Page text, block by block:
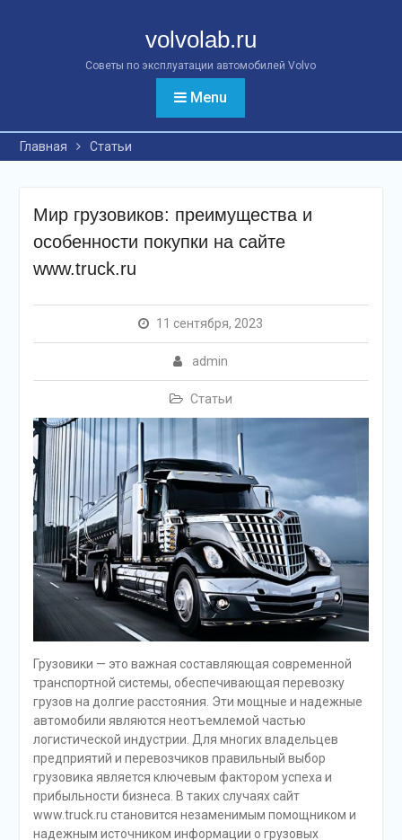
volvolab.ru
Советы по эксплуатации автомобилей Volvo
Menu
Главная Статьи
Мир грузовиков: преимущества и
особенности покупки на сайте
www.truck.ru
11 сентября, 2023
admin
Статьи
Грузовики — это важная составляющая современной
транспортной системы, обеспечивающая перевозку
грузов на долгие расстояния. Эти мощные и надежные
автомобили являются неотъемлемой частью
логистической индустрии. Для многих владельцев
предприятий и перевозчиков правильный выбор
грузовика является ключевым фактором успеха и
прибыльности бизнеса. В таких случаях сайт
www.truck.ru становится незаменимым помощником и
надежным источником информации о грузовых